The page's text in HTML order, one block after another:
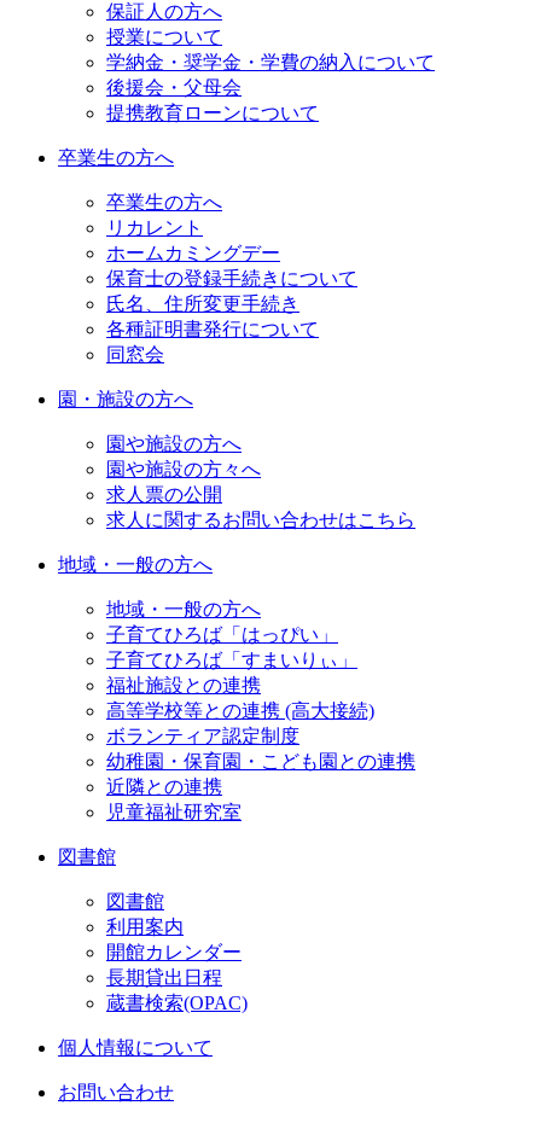
保証人の方へ
授業について
学納金・奨学金・学費の納入について
後援会・父母会
提携教育ローンについて
卒業生の方へ
卒業生の方へ
リカレント
ホームカミングデー
保育士の登録手続きについて
氏名、住所変更手続き
各種証明書発行について
同窓会
園・施設の方へ
園や施設の方へ
園や施設の方々へ
求人票の公開
求人に関するお問い合わせはこちら
地域・一般の方へ
地域・一般の方へ
子育てひろば「はっぴい」
子育てひろば「すまいりぃ」
福祉施設との連携
高等学校等との連携 (高大接続)
ボランティア認定制度
幼稚園・保育園・こども園との連携
近隣との連携
児童福祉研究室
図書館
図書館
利用案内
開館カレンダー
長期貸出日程
蔵書検索(OPAC)
個人情報について
お問い合わせ